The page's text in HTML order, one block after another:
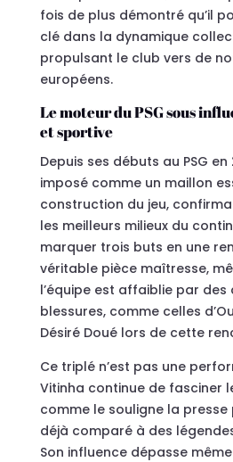
fois de plus démontré qu’il
clé dans la dynamique
propulsant le club vers de
européens.
Le moteur du PSG sous
et sportive
Depuis ses débuts au PSG en
imposé comme un maillon
construction du jeu,
les meilleurs milieux du
marquer trois buts en une
véritable pièce maîtresse,
l’équipe est affaiblie par des
blessures, comme celles
Désiré Doué lors de cette
Ce triplé n’est pas une
Vitinha continue de fasciner
comme le souligne la presse
déjà comparé à des
Son influence dépasse